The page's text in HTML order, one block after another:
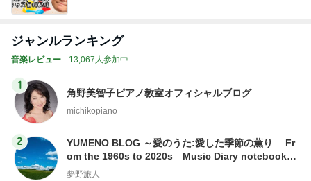
ジャンルランキング
音楽レビュー 13,067人参加中
1
角野美智子ピアノ教室オフィシャルブログ
michikopiano
2
YUMENO BLOG ～愛のうた:愛した季節の薫り Fr
om the 1960s to 2020s Music Diary notebook～
夢野旅人
夢野旅人